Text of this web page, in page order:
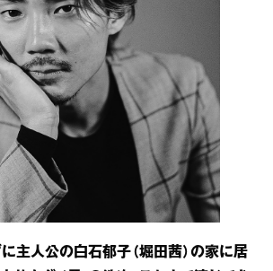
人公の白石郁子（堀田茜）の家に居